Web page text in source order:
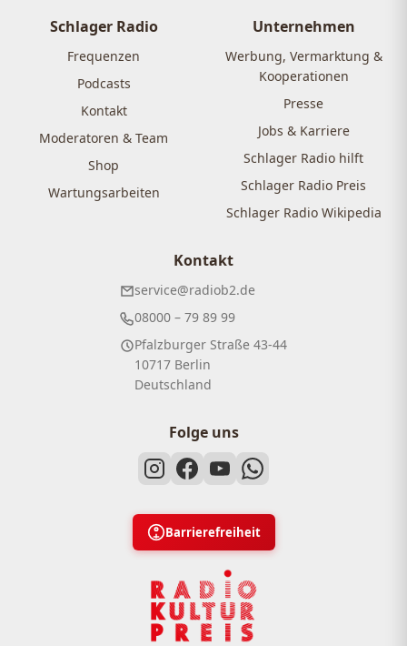
Schlager Radio
Frequenzen
Podcasts
Kontakt
Moderatoren & Team
Shop
Wartungsarbeiten
Unternehmen
Werbung, Vermarktung &
Kooperationen
Presse
Jobs & Karriere
Schlager Radio hilft
Schlager Radio Preis
Schlager Radio Wikipedia
Kontakt
service@radiob2.de
08000 – 79 89 99
Pfalzburger Straße 43-44
10717 Berlin
Deutschland
Folge uns
Barrierefreiheit